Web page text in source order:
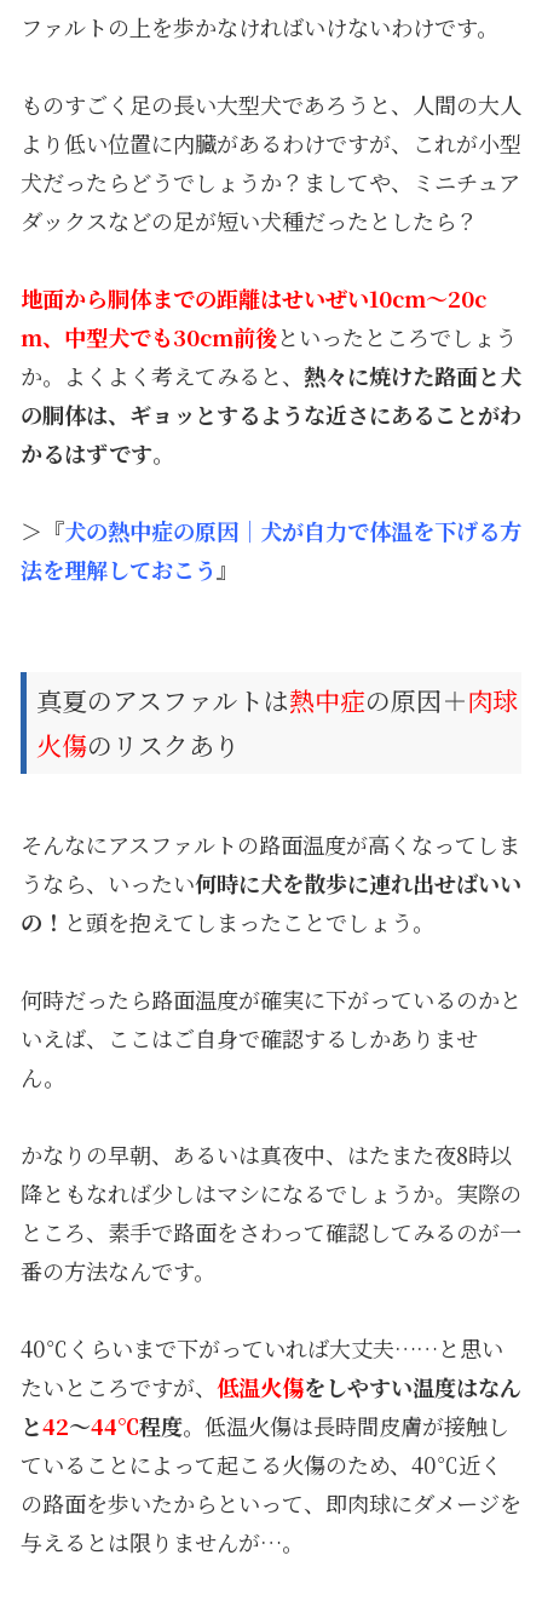
ファルトの上を歩かなければいけないわけです。
ものすごく足の長い大型犬であろうと、人間の大人
より低い位置に内臓があるわけですが、これが小型
犬だったらどうでしょうか？ましてや、ミニチュア
ダックスなどの足が短い犬種だったとしたら？
地面から胴体までの距離はせいぜい10cm～20c
m、中型犬でも30cm前後といったところでしょう
か。よくよく考えてみると、 熱々に焼けた路面と犬
の胴体は、ギョッとするような近さにあることがわ
かるはずです。
＞『犬の熱中症の原因｜犬が自力で体温を下げる方
法を理解しておこう 』
真夏のアスファルトは熱中症の原因＋肉球
火傷のリスクあり
そんなにアスファルトの路面温度が高くなってしま
うなら、いったい何時に犬を散歩に連れ出せばいい
の！ と頭を抱えてしまったことでしょう。
何時だったら路面温度が確実に下がっているのかと
いえば、ここはご自身で確認するしかありませ
ん。
かなりの早朝、あるいは真夜中、はたまた夜8時以
降ともなれば少しはマシになるでしょうか。実際の
ところ、素手で路面をさわって確認してみるのが一
番の方法なんです。
40℃くらいまで下がっていれば大丈夫……と思い
たいところですが、 低温火傷をしやすい温度はなん
と42～44℃程度。低温火傷は長時間皮膚が接触し
ていることによって起こる火傷のため、40℃近く
の路面を歩いたからといって、即肉球にダメージを
与えるとは限りませんが…。